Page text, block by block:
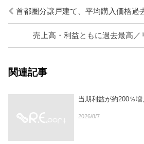
首都圏分譲戸建て、平均購入価格過
売上高・利益ともに過去最高／
関連記事
当期利益が約200％
2026/8/7